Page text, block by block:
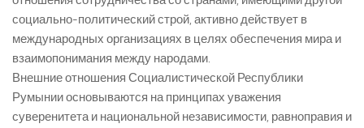
социально-политический строй, активно действует в
международных организациях в целях обеспечения мира и
взаимопонимания между народами.
Внешние отношения Социалистической Республики
Румынии основываются на принципах уважения
суверенитета и национальной независимости, равноправия и